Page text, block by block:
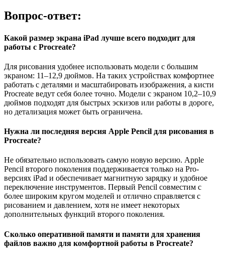
Вопрос-ответ:
Какой размер экрана iPad лучше всего подходит для
работы с Procreate?
Для рисования удобнее использовать модели с большим
экраном: 11–12,9 дюймов. На таких устройствах комфортнее
работать с деталями и масштабировать изображения, а кисти
Procreate ведут себя более точно. Модели с экраном 10,2–10,9
дюймов подходят для быстрых эскизов или работы в дороге,
но детализация может быть ограничена.
Нужна ли последняя версия Apple Pencil для рисования в
Procreate?
Не обязательно использовать самую новую версию. Apple
Pencil второго поколения поддерживается только на Pro-
версиях iPad и обеспечивает магнитную зарядку и удобное
переключение инструментов. Первый Pencil совместим с
более широким кругом моделей и отлично справляется с
рисованием и давлением, хотя не имеет некоторых
дополнительных функций второго поколения.
Сколько оперативной памяти и памяти для хранения
файлов важно для комфортной работы в Procreate?